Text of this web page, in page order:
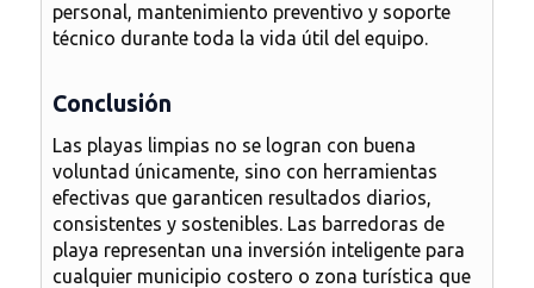
personal, mantenimiento preventivo y soporte
técnico durante toda la vida útil del equipo.
Conclusión
Las playas limpias no se logran con buena
voluntad únicamente, sino con herramientas
efectivas que garanticen resultados diarios,
consistentes y sostenibles. Las barredoras de
playa representan una inversión inteligentepara
cualquier municipio costero o zona turística que